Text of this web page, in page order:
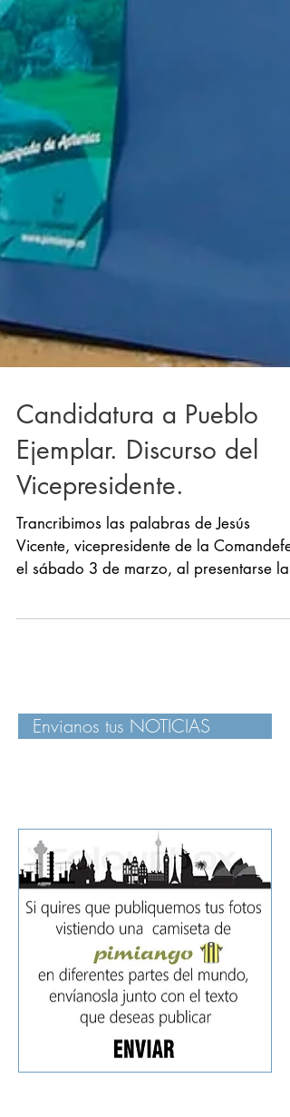
Candidatura a Pueblo
Ejemplar. Discurso del
Vicepresidente.
Trancribimos las palabras de Jesús
Vicente, vicepresidente de la Comandefe,